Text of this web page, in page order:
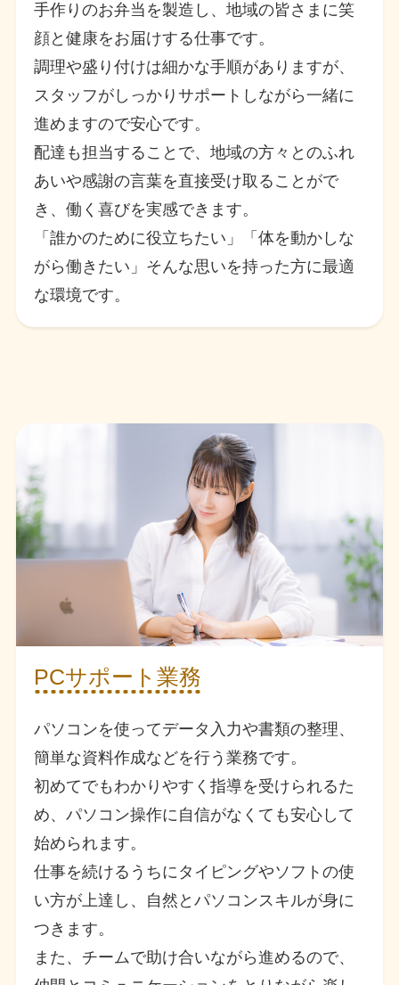
手作りのお弁当を製造し、地域の皆さまに笑
顔と健康をお届けする仕事です。
調理や盛り付けは細かな手順がありますが、
スタッフがしっかりサポートしながら一緒に
進めますので安心です。
配達も担当することで、地域の方々とのふれ
あいや感謝の言葉を直接受け取ることがで
き、働く喜びを実感できます。
「誰かのために役立ちたい」「体を動かしな
がら働きたい」そんな思いを持った方に最適
な環境です。
PCサポート業務
パソコンを使ってデータ入力や書類の整理、
簡単な資料作成などを行う業務です。
初めてでもわかりやすく指導を受けられるた
め、パソコン操作に自信がなくても安心して
始められます。
仕事を続けるうちにタイピングやソフトの使
い方が上達し、自然とパソコンスキルが身に
つきます。
また、チームで助け合いながら進めるので、